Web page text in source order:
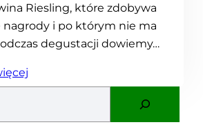
Riesling, które zdobywa
nagrody i po którym nie ma
degustacji dowiemy…
W
n